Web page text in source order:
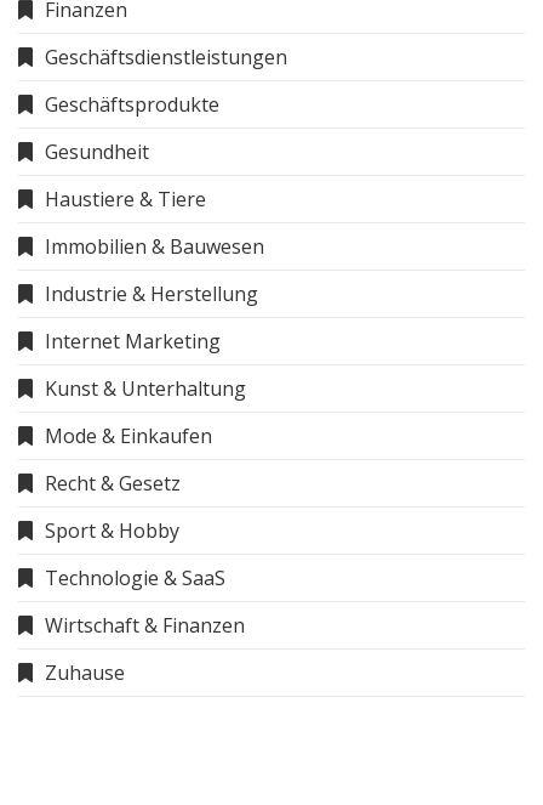
Finanzen
Geschäftsdienstleistungen
Geschäftsprodukte
Gesundheit
Haustiere & Tiere
Immobilien & Bauwesen
Industrie & Herstellung
Internet Marketing
Kunst & Unterhaltung
Mode & Einkaufen
Recht & Gesetz
Sport & Hobby
Technologie & SaaS
Wirtschaft & Finanzen
Zuhause